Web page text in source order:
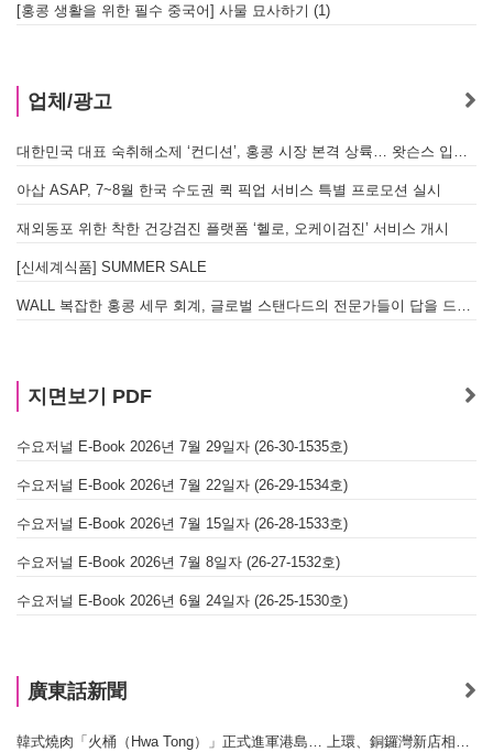
[홍콩 생활을 위한 필수 중국어] 사물 묘사하기 (1)
업체/광고
대한민국 대표 숙취해소제 ‘컨디션’, 홍콩 시장 본격 상륙… 왓슨스 입점 기념 할인 행사 진행
아삽 ASAP, 7~8월 한국 수도권 퀵 픽업 서비스 특별 프로모션 실시
재외동포 위한 착한 건강검진 플랫폼 ‘헬로, 오케이검진’ 서비스 개시
[신세계식품] SUMMER SALE
WALL 복잡한 홍콩 세무 회계, 글로벌 스탠다드의 전문가들이 답을 드립니다! - 법인설립, 회계, 감사
지면보기 PDF
수요저널 E-Book 2026년 7월 29일자 (26-30-1535호)
수요저널 E-Book 2026년 7월 22일자 (26-29-1534호)
수요저널 E-Book 2026년 7월 15일자 (26-28-1533호)
수요저널 E-Book 2026년 7월 8일자 (26-27-1532호)
수요저널 E-Book 2026년 6월 24일자 (26-25-1530호)
廣東話新聞
韓式燒肉「火桶（Hwa Tong）」正式進軍港島… 上環、銅鑼灣新店相繼開幕